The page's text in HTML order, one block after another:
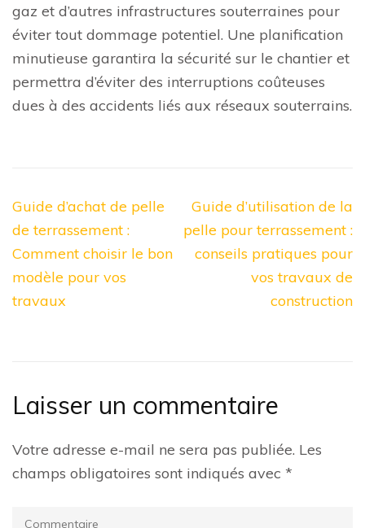
gaz et d’autres infrastructures souterraines pour
éviter tout dommage potentiel. Une planification
minutieuse garantira la sécurité sur le chantier et
permettra d’éviter des interruptions coûteuses
dues à des accidents liés aux réseaux souterrains.
Navigation
de
l’article
Guide d’achat de pelle
de terrassement :
Comment choisir le bon
modèle pour vos
travaux
Guide d’utilisation de la
pelle pour terrassement :
conseils pratiques pour
vos travaux de
construction
Laisser un commentaire
Votre adresse e-mail ne sera pas publiée. Les
champs obligatoires sont indiqués avec *
Commentaire